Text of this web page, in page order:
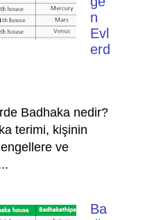
n
Evl
erd
Badhaka nedir?
terimi, kişinin
ve
Ba